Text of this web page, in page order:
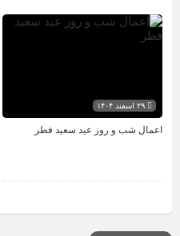
۲۹ اسفند ۱۴۰۴
اعمال شب و روز عید سعید فطر